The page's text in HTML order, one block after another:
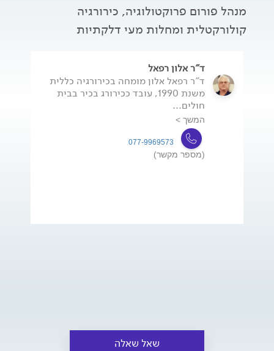
מנהל פורום פרוקטולוגיה, כירורגיה
קולורקטלית ומחלות מעי דלקתיות
ד"ר אלון רפאל
ד"ר רפאל אלון מומחה בכירורגיה כללית
משנת 1990, עובד ככירורג בכיר בבית
חולים...
המשך >
077-9969573
(מספר מקשר)
שאל שאלה